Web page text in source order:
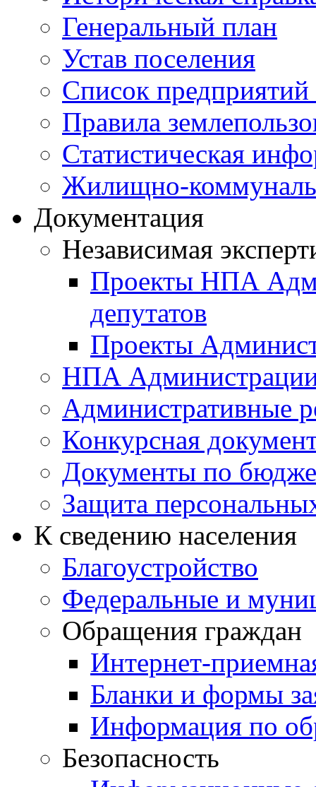
Генеральный план
Устав поселения
Список предприятий
Правила
Статистическая
Жилищно-
Документация
Независимая
Проекты НПА
депутатов
Проекты
НПА
Административные
Конкурсная
Документы по
Защита
К сведению населения
Благоустройство
Федеральные и
Обращения граждан
Интернет-
Бланки и формы
Информация по
Безопасность